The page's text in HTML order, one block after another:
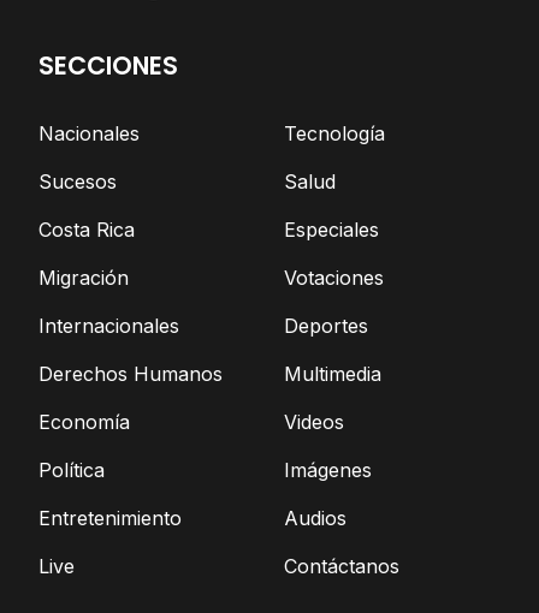
SECCIONES
Nacionales
Sucesos
Costa Rica
Migración
Internacionales
Derechos Humanos
Economía
Política
Entretenimiento
Live
Tecnología
Salud
Especiales
Votaciones
Deportes
Multimedia
Videos
Imágenes
Audios
Contáctanos